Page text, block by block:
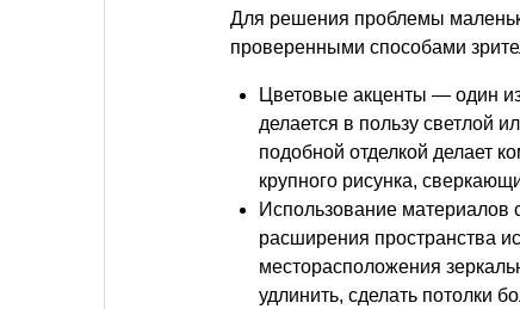
Для решения проблемы
проверенными способами
Цветовые акценты — один
делается в пользу светлой
подобной отделкой делает
крупного рисунка,
Использование материалов
расширения пространства
месторасположения
удлинить, сделать потолки